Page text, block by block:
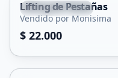
Villa Mercedes
Servicio
Lifting de Pestañas
Vendido por Monisima
$ 22.000